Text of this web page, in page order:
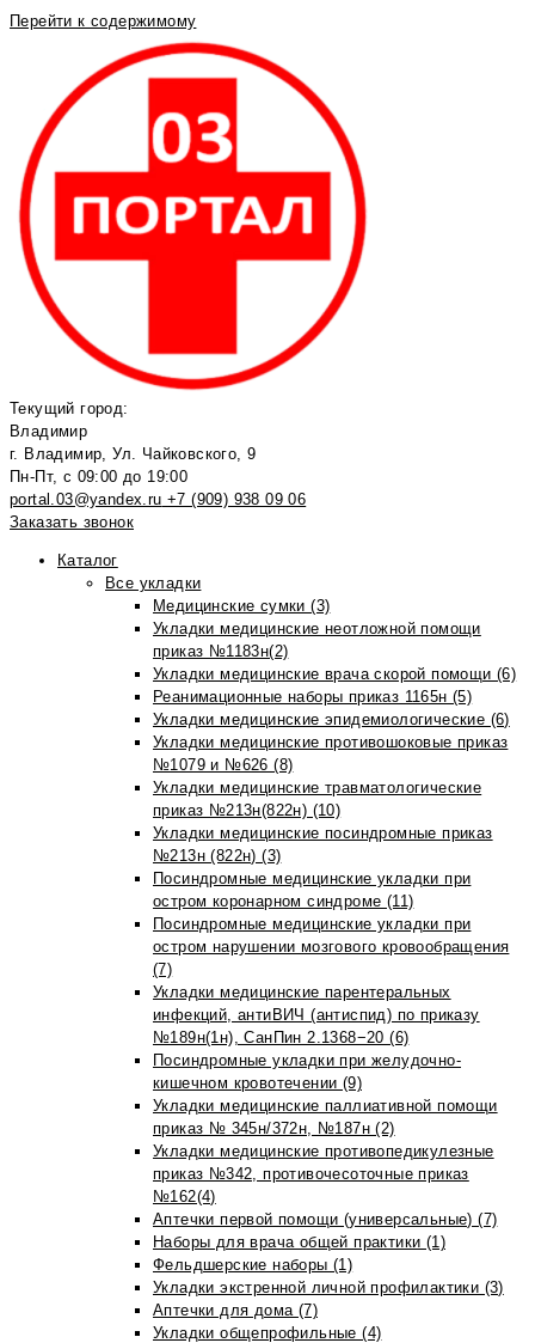
Перейти к содержимому
Текущий город:
Владимир
г. Владимир, Ул. Чайковского, 9
Пн-Пт, с 09:00 до 19:00
portal.03@yandex.ru +7 (909) 938 09 06
Заказать звонок
Каталог
Все укладки
Медицинские сумки (3)
Укладки медицинские неотложной помощи
приказ №1183н(2)
Укладки медицинские врача скорой помощи (6)
Реанимационные наборы приказ 1165н (5)
Укладки медицинские эпидемиологические (6)
Укладки медицинские противошоковые приказ
№1079 и №626 (8)
Укладки медицинские травматологические
приказ №213н(822н) (10)
Укладки медицинские посиндромные приказ
№213н (822н) (3)
Посиндромные медицинские укладки при
остром коронарном синдроме (11)
Посиндромные медицинские укладки при
остром нарушении мозгового кровообращения
(7)
Укладки медицинские парентеральных
инфекций, антиВИЧ (антиспид) по приказу
№189н(1н), СанПин 2.1368−20 (6)
Посиндромные укладки при желудочно-
кишечном кровотечении (9)
Укладки медицинские паллиативной помощи
приказ № 345н/372н, №187н (2)
Укладки медицинские противопедикулезные
приказ №342, противочесоточные приказ
№162(4)
Аптечки первой помощи (универсальные) (7)
Наборы для врача общей практики (1)
Фельдшерские наборы (1)
Укладки экстренной личной профилактики (3)
Аптечки для дома (7)
Укладки общепрофильные (4)